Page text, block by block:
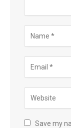
Save my